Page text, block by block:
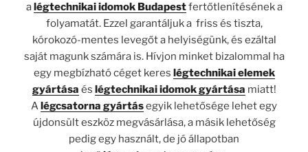
alégtechnikai idomok Budapestfertőtlenítésének a
folyamatát. Ezzel garantáljuk a friss és tiszta,
kórokozó-mentes levegőt a helyiségünk, és ezáltal
saját magunk számára is. Hívjon minket bizalommal ha
egy megbízható céget keres légtechnikai elemek
gyártása és légtechnikai idomok gyártása miatt!
Alégcsatorna gyártásegyik lehetősége lehet egy
újdonsült eszköz megvásárlása, a másik lehetőség
pedig egy használt, de jó állapotban